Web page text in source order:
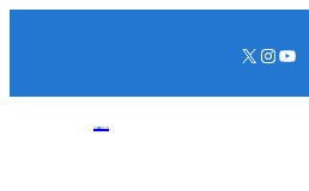
X Instagram YouTube